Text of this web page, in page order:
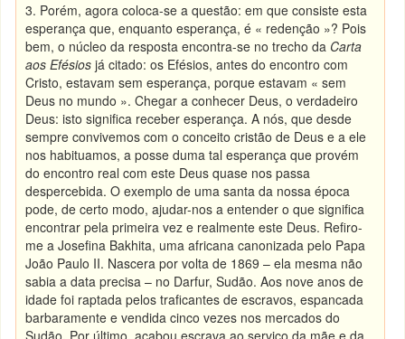
3. Porém, agora coloca-se a questão: em que consiste esta
esperança que, enquanto esperança, é « redenção »? Pois
bem, o núcleo da resposta encontra-se no trecho da Carta
aos Efésios já citado: os Efésios, antes do encontro com
Cristo, estavam sem esperança, porque estavam « sem
Deus no mundo ». Chegar a conhecer Deus, o verdadeiro
Deus: isto significa receber esperança. A nós, que desde
sempre convivemos com o conceito cristão de Deus e a ele
nos habituamos, a posse duma tal esperança que provém
do encontro real com este Deus quase nos passa
despercebida. O exemplo de uma santa da nossa época
pode, de certo modo, ajudar-nos a entender o que significa
encontrar pela primeira vez e realmente este Deus. Refiro-
me a Josefina Bakhita, uma africana canonizada pelo Papa
João Paulo II. Nascera por volta de 1869 – ela mesma não
sabia a data precisa – no Darfur, Sudão. Aos nove anos de
idade foi raptada pelos traficantes de escravos, espancada
barbaramente e vendida cinco vezes nos mercados do
Sudão. Por último, acabou escrava ao serviço da mãe e da